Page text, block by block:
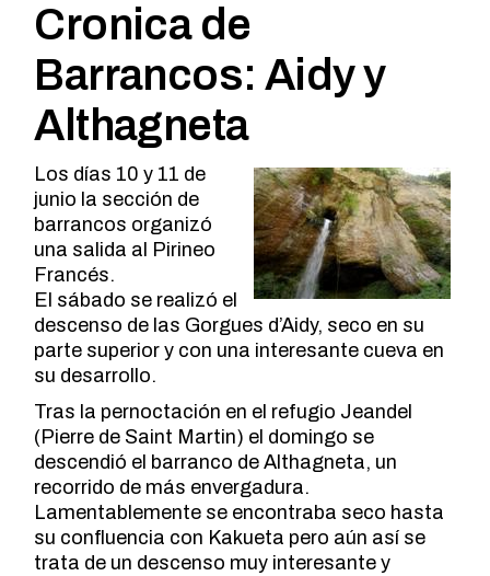
Cronica de
Barrancos: Aidy y
Althagneta
Los días 10 y 11 de
junio la sección de
barrancos organizó
una salida al Pirineo
Francés.
El sábado se realizó el
descenso de las Gorgues d’Aidy, seco en su
parte superior y con una interesante cueva en
su desarrollo.
Tras la pernoctación en el refugio Jeandel
(Pierre de Saint Martin) el domingo se
descendió el barranco de Althagneta, un
recorrido de más envergadura.
Lamentablemente se encontraba seco hasta
su confluencia con Kakueta pero aún así se
trata de un descenso muy interesante y